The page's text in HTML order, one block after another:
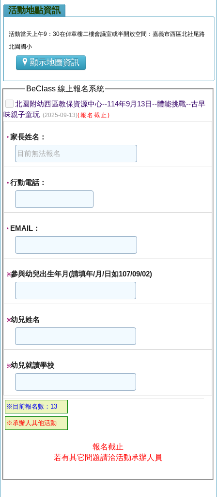
活動地點資訊
活動當天上午9：30在倬章樓二樓會議室或半開放空間：嘉義市西區北社尾路
北園國小
顯示地圖資訊
BeClass 線上報名系統
北園附幼西區教保資源中心--114年9月13日--體能挑戰--古早
味親子童玩 (2025-09-13)(報名截止)
* 家長姓名：
* 行動電話：
* EMAIL：
※參與幼兒出生年月(請填年/月/日如107/09/02)
※幼兒姓名
※幼兒就讀學校
※目前報名數：13
※承辦人其他活動
報名截止
若有其它問題請洽活動承辦人員